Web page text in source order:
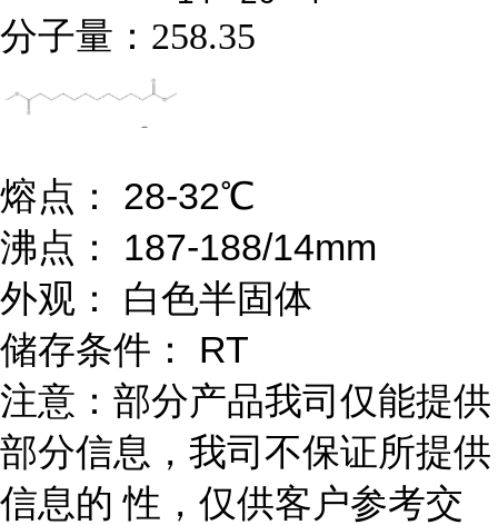
分子量： 258.35
熔点： 28-32℃
沸点： 187-188/14mm
外观： 白色半固体
储存条件： RT
注意：部分产品我司仅能提供
部分信息，我司不保证所提供
信息的 性，仅供客户参考交